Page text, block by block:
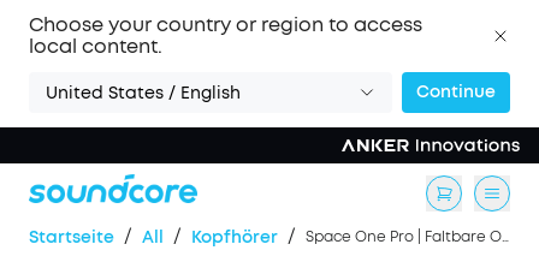
Choose your country or region to access
local content.
United States / English Continue
Startseite / All / Kopfhörer / Space One Pro | Faltbare Over-Ear Kopfhörer